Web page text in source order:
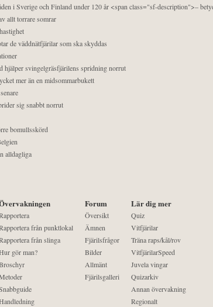
i Sverige och Finland under 120 år <span class="sf-description">–
allt torrare somrar
de väddnätfjärilar som ska skyddas
hjälper svingelgräsfjärilens spridning norrut
mer än en midsommarbukett
sig snabbt norrut
bomullsskörd
alldagliga
från punktlokal
från slinga
gör man?
Forum
Översikt
Ämnen
Fjärilsfrågor
Bilder
Allmänt
Fjärilsgalleri
Lär dig mer
Quiz
Vitfjärilar
Träna raps/kål/rov
VitfjärilarSpeed
Juvela vingar
Quizarkiv
Annan övervakning
Regionalt